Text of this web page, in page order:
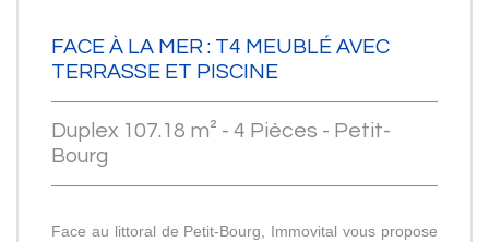
FACE À LA MER : T4 MEUBLÉ AVEC
TERRASSE ET PISCINE
Duplex 107.18 m² - 4 Pièces - Petit-
Bourg
Face au littoral de Petit-Bourg, Immovital vous propose